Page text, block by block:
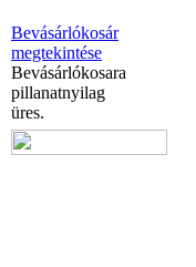
Bevásárlókosár
megtekintése
Bevásárlókosara
pillanatnyilag
üres.